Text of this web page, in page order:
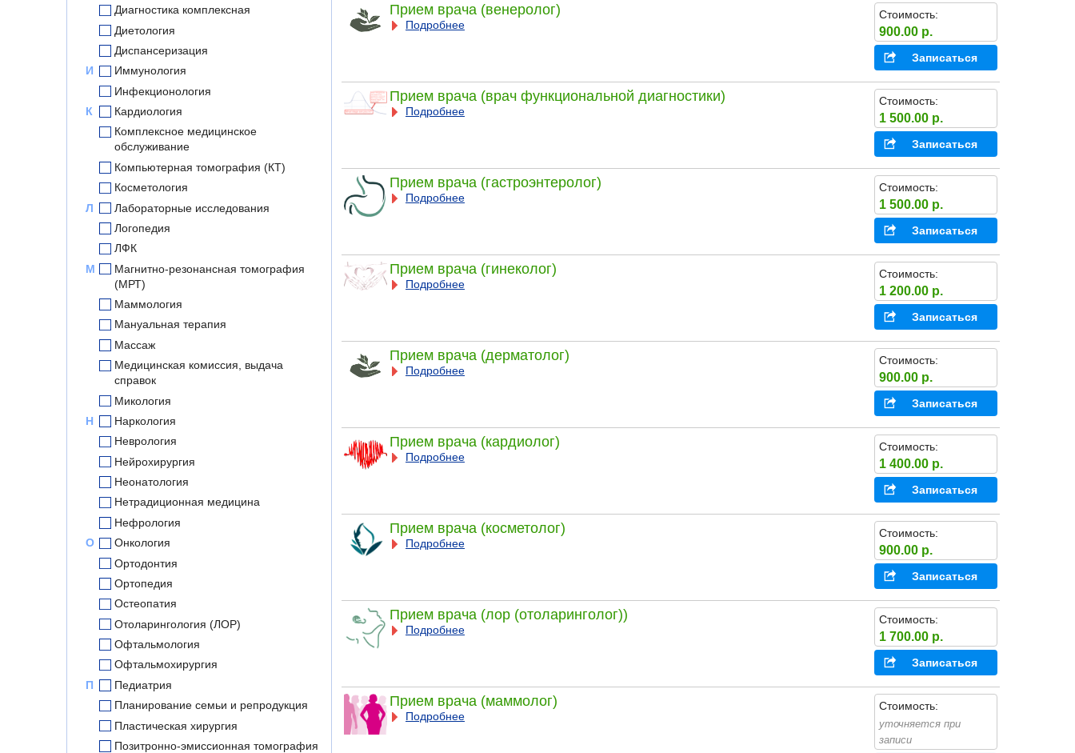
Диагностика комплексная
Диетология
Диспансеризация
И
Иммунология
Инфекционология
К
Кардиология
Комплексное медицинское
обслуживание
Компьютерная томография (КТ)
Косметология
Л
Лабораторные исследования
Логопедия
ЛФК
М
Магнитно-резонансная томография
(МРТ)
Маммология
Мануальная терапия
Массаж
Медицинская комиссия, выдача
справок
Микология
Н
Наркология
Неврология
Нейрохирургия
Неонатология
Нетрадиционная медицина
Нефрология
О
Онкология
Ортодонтия
Ортопедия
Остеопатия
Отоларингология (ЛОР)
Офтальмология
Офтальмохирургия
П
Педиатрия
Планирование семьи и репродукция
Пластическая хирургия
Позитронно-эмиссионная томография
Прием врача (венеролог)
Подробнее
Стоимость:
900.00 р.
Записаться
Прием врача (врач функциональной диагностики)
Подробнее
Стоимость:
1 500.00 р.
Записаться
Прием врача (гастроэнтеролог)
Подробнее
Стоимость:
1 500.00 р.
Записаться
Прием врача (гинеколог)
Подробнее
Стоимость:
1 200.00 р.
Записаться
Прием врача (дерматолог)
Подробнее
Стоимость:
900.00 р.
Записаться
Прием врача (кардиолог)
Подробнее
Стоимость:
1 400.00 р.
Записаться
Прием врача (косметолог)
Подробнее
Стоимость:
900.00 р.
Записаться
Прием врача (лор (отоларинголог))
Подробнее
Стоимость:
1 700.00 р.
Записаться
Прием врача (маммолог)
Подробнее
Стоимость:
уточняется при
записи